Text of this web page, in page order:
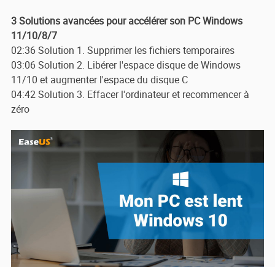
3 Solutions avancées pour accélérer son PC Windows
11/10/8/7
02:36 Solution 1. Supprimer les fichiers temporaires
03:06 Solution 2. Libérer l'espace disque de Windows
11/10 et augmenter l'espace du disque C
04:42 Solution 3. Effacer l'ordinateur et recommencer à
zéro